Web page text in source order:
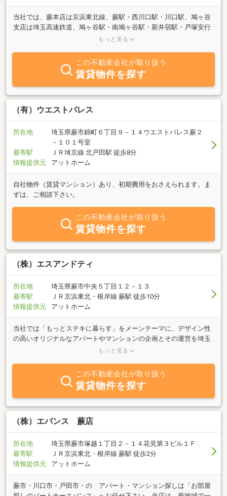
当社では、蕨本店は京浜東北線、蕨駅・西川口駅・川口駅、鳩ヶ谷
支店は埼玉高速鉄道、鳩ヶ谷駅・南鳩ヶ谷駅・新井宿駅・戸塚安行
駅を中心に物件をとり揃えております。心のかようおつきあいをモ
物件でお客様に安心かつ最新の情報をお伝え致します。賃貸のお部
屋探しはもちろん、売買物件をお探しの方も、お気軽にお問い合わ
せ下さい。お部屋のリフォームに関する工事、アパート・マンショ
ン管理のご相談もお待ちしております！！
もっと見る
この不動産会社が取り扱う
賃貸物件を探す
（有）ウエストパレス
所在地
埼玉県蕨市錦町６丁目９－１４ウエストパレス蕨２
－１０１号室
最寄駅
ＪＲ埼京線 北戸田駅 徒歩8分
情報提供元
アットホーム
自社物件（賃貸マンション）あり、初期費用をおさえられます。ま
ずは、ご相談下さい。
この不動産会社が取り扱う
賃貸物件を探す
（株）エスアンドティ
所在地
埼玉県蕨市中央５丁目１２－１３
最寄駅
ＪＲ京浜東北・根岸線 蕨駅 徒歩10分
情報提供元
アットホーム
当社では「もっとステキに暮らす」をメーンテーマに、デザイン性
の高いオリジナルなアパートやマンションの企画とその運営を埼玉
県南部を中心に行っております。ご入居者様に「ここに住みたい」
ャレなライティングやガーデン演出にこだわりをもち、お客様に提
供させて頂いております。詳しくは弊社ＨＰの実績紹介をご覧いた
だき、お気軽にご相談ください！
もっと見る
この不動産会社が取り扱う
賃貸物件を探す
（株）エバンス 蕨店
所在地
埼玉県蕨市塚越１丁目２－１４花見第３ビル１Ｆ
最寄駅
ＪＲ京浜東北・根岸線 蕨駅 徒歩2分
情報提供元
アットホーム
蕨市・川口市・戸田市・の アパート・マンション探しは「お部屋